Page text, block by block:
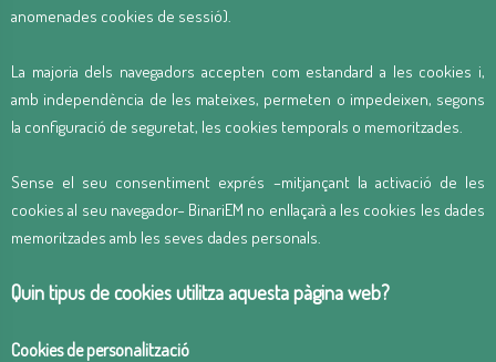
anomenades cookies de sessió).
La majoria dels navegadors accepten com estandard a les cookies i,
amb independència de les mateixes, permeten o impedeixen, segons
la configuració de seguretat, les cookies temporals o memoritzades.
Sense el seu consentiment exprés –mitjançant la activació de les
cookies al seu navegador– BinariEM no enllaçarà a les cookies les dades
memoritzades amb les seves dades personals.
Quin tipus de cookies utilitza aquesta pàgina web?
Cookies de personalització